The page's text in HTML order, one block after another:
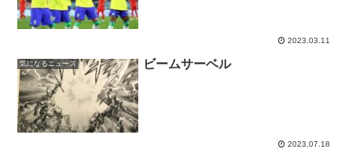
2023.03.11
気になるニュース ビームサーベル
2023.07.18